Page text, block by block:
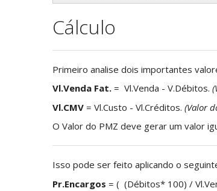
Cálculo
Primeiro analise dois importantes
Vl.Venda Fat. = Vl.Venda - V.Débitos.
Vl.CMV = Vl.Custo - Vl.Créditos. (Valor
O Valor do PMZ deve gerar um valor
Isso pode ser feito aplicando o
Pr.Encargos = ( (Débitos* 100) /